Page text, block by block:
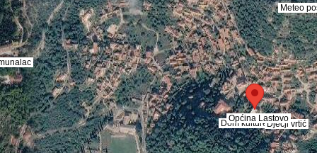
Općina Lastovo
Dječji vrtić
Meteo
Dom kulture
Općina Lastovo
Dječji vrtić
Meteo
Dom kulture